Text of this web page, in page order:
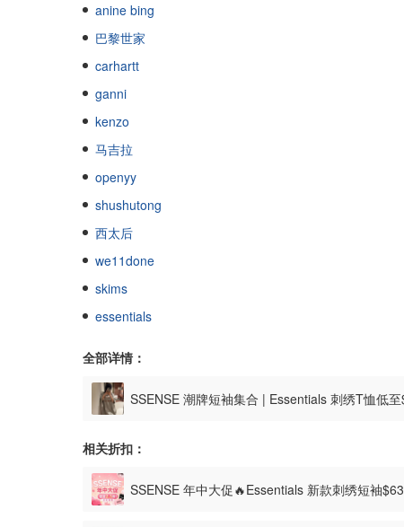
anine bing
巴黎世家
carhartt
ganni
kenzo
马吉拉
openyy
shushutong
西太后
we11done
skims
essentials
全部详情：
SSENSE 潮牌短袖集合 | Essentials 刺绣T恤低
相关折扣：
SSENSE 年中大促🔥Essentials 新款刺绣短袖$63